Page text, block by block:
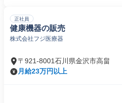
正社員
健康機器の販売
株式会社フジ医療器
〒921-8001石川県金沢市高畠
月給23万円以上